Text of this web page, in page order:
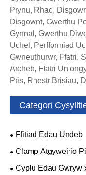
Prynu, Rhad,
Disgownt, Gwerthu
Gynnal, Gwerthu
Uchel, Perfformiad
Gwneuthurwr, Ffatri,
Archeb, Ffatri
Pris, Rhestr Brisiau,
Categori
Ffitiad Edau Undeb
Clamp Atgyweirio
Cyplu Edau Gwryw